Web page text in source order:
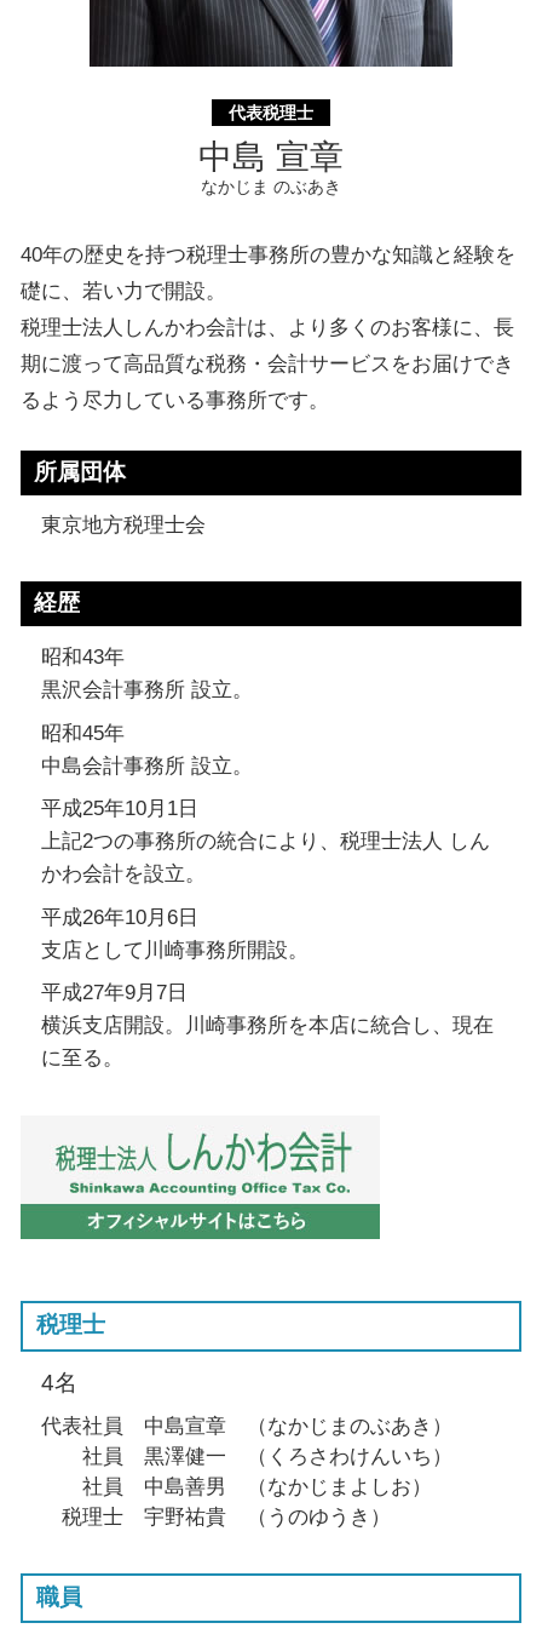
代表税理士
中島 宣章
なかじま のぶあき
40年の歴史を持つ税理士事務所の豊かな知識と経験を
礎に、若い力で開設。
税理士法人しんかわ会計は、より多くのお客様に、長
期に渡って高品質な税務・会計サービスをお届けでき
るよう尽力している事務所です。
所属団体
東京地方税理士会
経歴
昭和43年
黒沢会計事務所 設立。
昭和45年
中島会計事務所 設立。
平成25年10月1日
上記2つの事務所の統合により、税理士法人 しん
かわ会計を設立。
平成26年10月6日
支店として川崎事務所開設。
平成27年9月7日
横浜支店開設。川崎事務所を本店に統合し、現在
に至る。
税理士
4名
代表社員 中島宣章 （なかじまのぶあき）
社員 黒澤健一 （くろさわけんいち）
社員 中島善男 （なかじまよしお）
税理士 宇野祐貴 （うのゆうき）
職員